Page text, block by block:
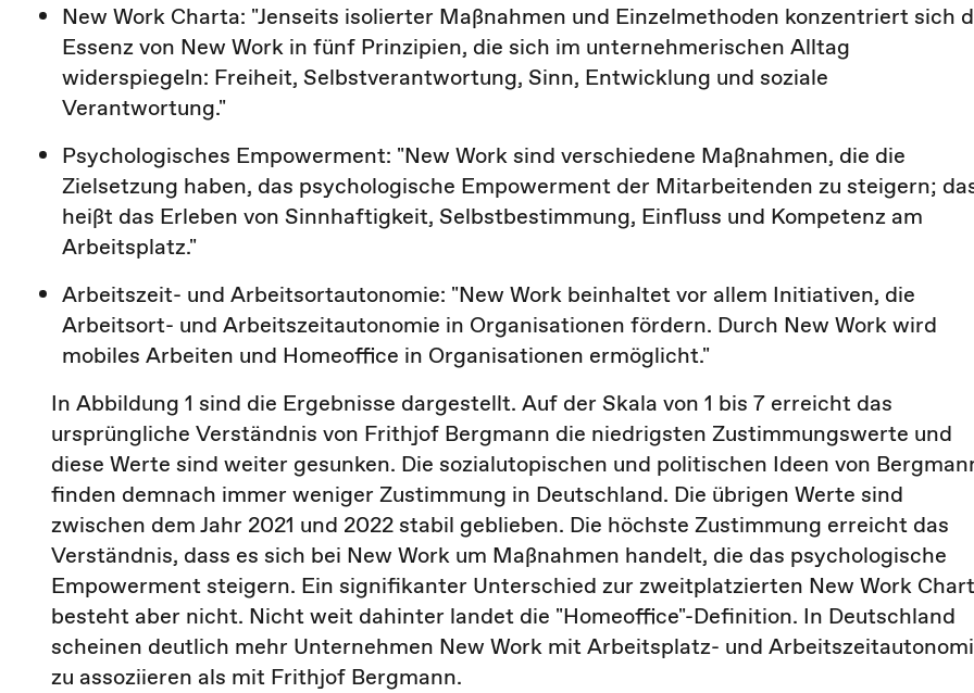
New Work Charta: "Jenseits isolierter Maßnahmen und Einzelmethoden konzentriert sich
Essenz von New Work in fünf Prinzipien, die sich im unternehmerischen Alltag
widerspiegeln: Freiheit, Selbstverantwortung, Sinn, Entwicklung und soziale
Verantwortung."
Psychologisches Empowerment: "New Work sind verschiedene Maßnahmen, die die
Zielsetzung haben, das psychologische Empowerment der Mitarbeitenden zu steigern;
heißt das Erleben von Sinnhaftigkeit, Selbstbestimmung, Einfluss und Kompetenz am
Arbeitsplatz."
Arbeitszeit- und Arbeitsortautonomie: "New Work beinhaltet vor allem Initiativen, die
Arbeitsort- und Arbeitszeitautonomie in Organisationen fördern. Durch New Work wird
mobiles Arbeiten und Homeoffice in Organisationen ermöglicht."
In Abbildung 1 sind die Ergebnisse dargestellt. Auf der Skala von 1 bis 7 erreicht das
ursprüngliche Verständnis von Frithjof Bergmann die niedrigsten Zustimmungswerte und
diese Werte sind weiter gesunken. Die sozialutopischen und politischen Ideen von
finden demnach immer weniger Zustimmung in Deutschland. Die übrigen Werte sind
zwischen dem Jahr 2021 und 2022 stabil geblieben. Die höchste Zustimmung erreicht das
Verständnis, dass es sich bei New Work um Maßnahmen handelt, die das psychologische
Empowerment steigern. Ein signifikanter Unterschied zur zweitplatzierten New Work
besteht aber nicht. Nicht weit dahinter landet die "Homeoffice"-Definition. In Deutschland
scheinen deutlich mehr Unternehmen New Work mit Arbeitsplatz- und
zu assoziieren als mit Frithjof Bergmann.